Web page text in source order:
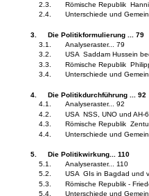
2.3.
Römische Republik
2.4.
Unterschiede und
3.
Die Politikformulierung ... 79
3.1.
Analyseraster... 79
3.2.
USA ­ Saddam Hussein
3.3.
Römische Republik
3.4.
Unterschiede und
4.
Die Politikdurchführung ... 92
4.1.
Analyseraster... 92
4.2.
USA ­ NSS, UNO und AH-
4.3.
Römische Republik
4.4.
Unterschiede und
5.
Die Politikwirkung... 110
5.1.
Analyseraster... 110
5.2.
USA ­ GIs in Bagdad und
5.3.
Römische Republik -
5.4.
Unterschiede und